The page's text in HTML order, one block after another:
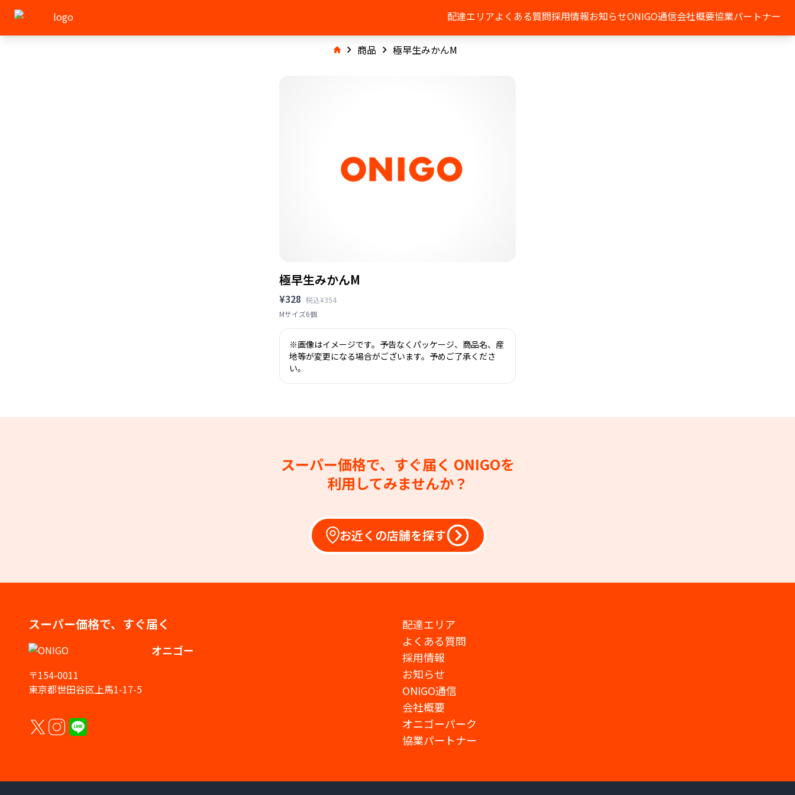
配達エリアよくある質問採用情報お知らせONIGO通信会社概要協業パートナー
商品 極早生みかんM
極早生みかんM
¥328 税込¥354
Mサイズ6個
※画像はイメージです。予告なくパッケージ、商品名、産
地等が変更になる場合がございます。予めご了承くださ
い。
スーパー価格で、すぐ届く ONIGOを
利用してみませんか？
お近くの店舗を探す
スーパー価格で、すぐ届く
オニゴー
〒154-0011
東京都世田谷区上馬1-17-5
配達エリア
よくある質問
採用情報
お知らせ
ONIGO通信
会社概要
オニゴーパーク
協業パートナー